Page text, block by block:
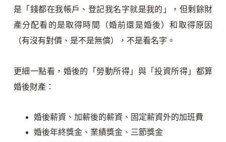
是「錢都在我帳戶、登記我名字就是我的」，但剩餘財
產分配看的是取得時間（婚前還是婚後）和取得原因
（有沒有對價、是不是無償），不是看名字。
更細一點看，婚後的「勞動所得」與「投資所得」都算
婚後財產：
婚後薪資、加薪後的薪資、固定薪資外的加班費
婚後年終獎金、業績獎金、三節獎金